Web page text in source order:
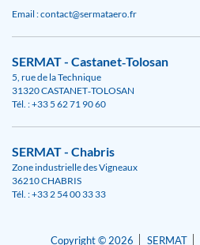
Email : contact@sermataero.fr
SERMAT - Castanet‑Tolosan
5, rue de la Technique
31320 CASTANET‑TOLOSAN
Tél. : +33 5 62 71 90 60
SERMAT - Chabris
Zone industrielle des Vigneaux
36210 CHABRIS
Tél. : +33 2 54 00 33 33
Copyright © 2026 SERMAT